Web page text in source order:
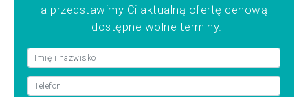
a przedstawimy Ci aktualną ofertę cenową
i dostępne wolne terminy.